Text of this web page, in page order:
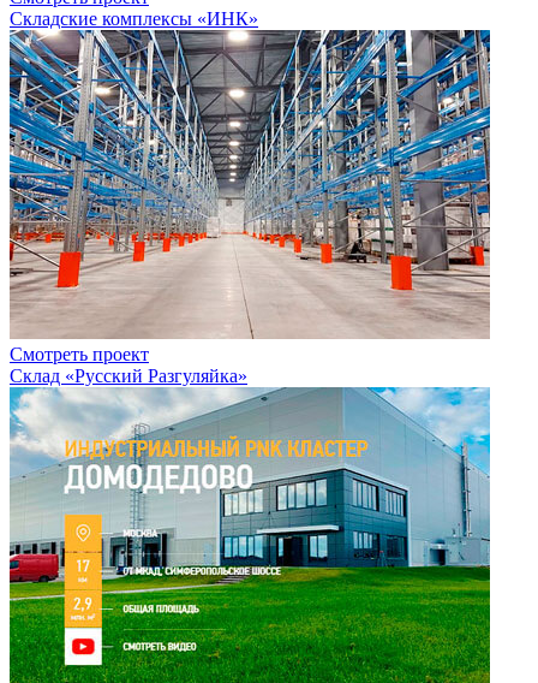
Складские комплексы «ИНК»
Смотреть проект
Склад «Русский Разгуляйка»